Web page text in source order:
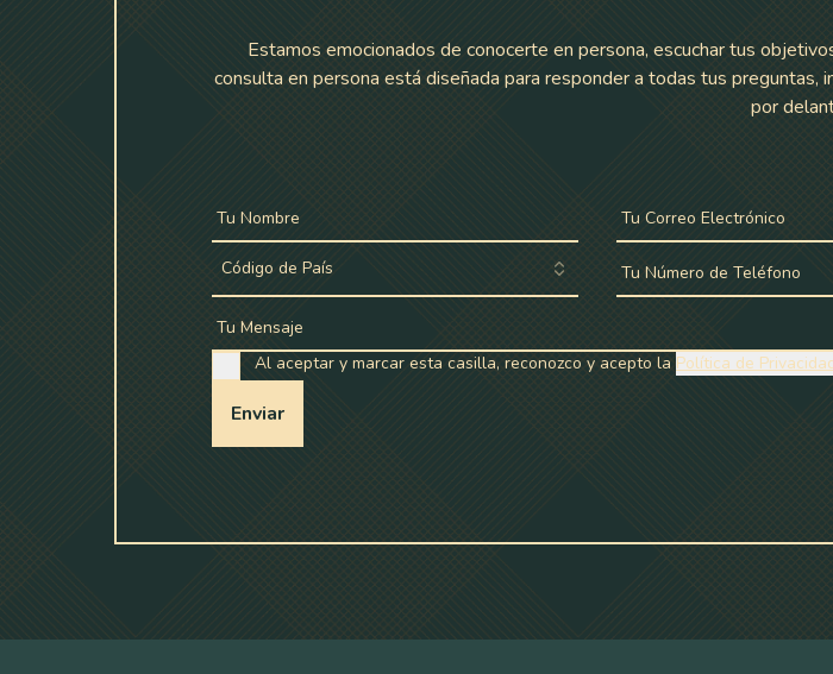
Estamos emocionados de conocerte en persona, escuchar tus
consulta en persona está diseñada para responder a todas tus
por
Tu Nombre Tu Correo Electrónico
Código de País Tu Número de Teléfono
Tu Mensaje
Al aceptar y marcar esta casilla, reconozco y acepto la Política de
Enviar